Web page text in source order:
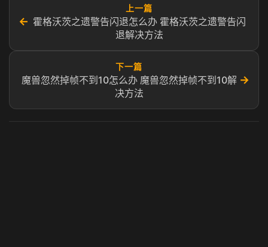
←
上一篇
霍格沃茨之遗警告闪退怎么办 霍格沃茨之遗警告闪
退解决方法
下一篇
魔兽忽然掉帧不到10怎么办 魔兽忽然掉帧不到10解
决方法
→